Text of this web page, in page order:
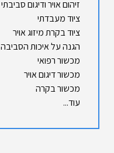
זיהום אויר ודיגום סביבתי
ציוד מעבדתי
ציוד בקרת מיזוג אויר
הגנה על איכות הסביבה
מכשור רפואי
מכשור דיגום אויר
מכשור בקרה
עוד...